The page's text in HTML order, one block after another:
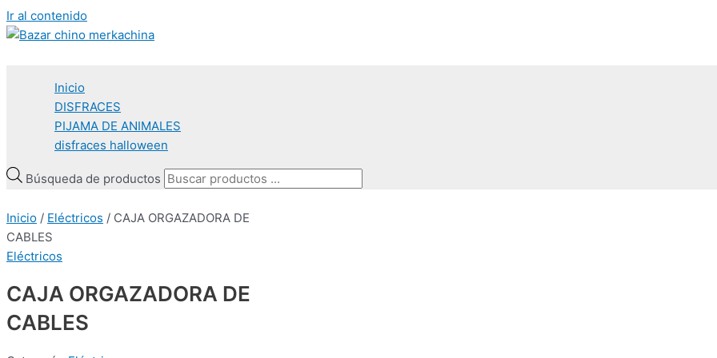
Ir al contenido
Inicio
DISFRACES
PIJAMA DE ANIMALES
disfraces halloween
Búsqueda de productos
Inicio / Eléctricos / CAJA ORGAZADORA DE
CABLES
Eléctricos
CAJA ORGAZADORA DE
CABLES